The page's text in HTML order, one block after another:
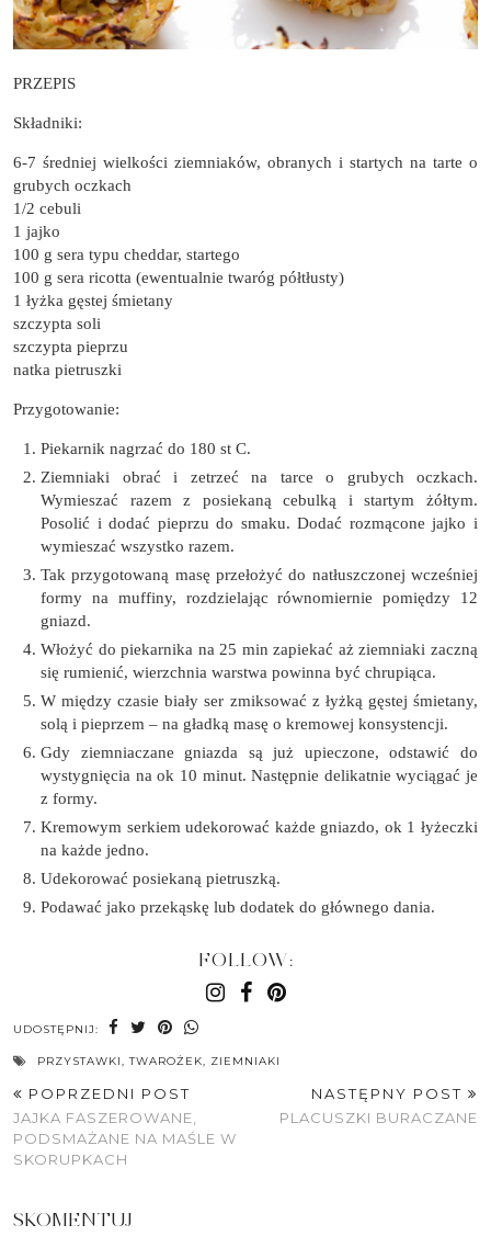
PRZEPIS
Składniki:
6-7 średniej wielkości ziemniaków, obranych i startych na tarte o
grubych oczkach
1/2 cebuli
1 jajko
100 g sera typu cheddar, startego
100 g sera ricotta (ewentualnie twaróg półtłusty)
1 łyżka gęstej śmietany
szczypta soli
szczypta pieprzu
natka pietruszki
Przygotowanie:
Piekarnik nagrzać do 180 st C.
Ziemniaki obrać i zetrzeć na tarce o grubych oczkach.
Wymieszać razem z posiekaną cebulką i startym żółtym.
Posolić i dodać pieprzu do smaku. Dodać rozmącone jajko i
wymieszać wszystko razem.
Tak przygotowaną masę przełożyć do natłuszczonej wcześniej
formy na muffiny, rozdzielając równomiernie pomiędzy 12
gniazd.
Włożyć do piekarnika na 25 min zapiekać aż ziemniaki zaczną
się rumienić, wierzchnia warstwa powinna być chrupiąca.
W między czasie biały ser zmiksować z łyżką gęstej śmietany,
solą i pieprzem – na gładką masę o kremowej konsystencji.
Gdy ziemniaczane gniazda są już upieczone, odstawić do
wystygnięcia na ok 10 minut. Następnie delikatnie wyciągać je
z formy.
Kremowym serkiem udekorować każde gniazdo, ok 1 łyżeczki
na każde jedno.
Udekorować posiekaną pietruszką.
Podawać jako przekąskę lub dodatek do głównego dania.
FOLLOW:
UDOSTĘPNIJ:
PRZYSTAWKI,TWAROŻEK, ZIEMNIAKI
POPRZEDNI POST
JAJKA FASZEROWANE,
PODSMAŻANE NA MAŚLE W
SKORUPKACH
NASTĘPNY POST
PLACUSZKI BURACZANE
SKOMENTUJ